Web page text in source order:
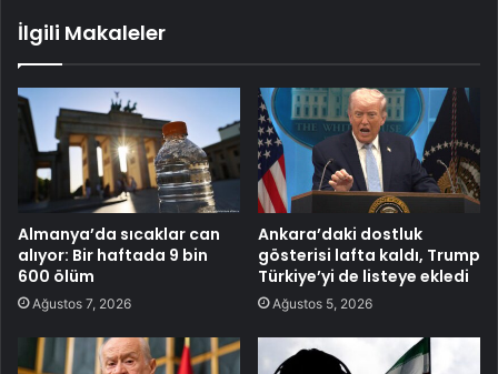
İlgili Makaleler
Almanya’da sıcaklar can
alıyor: Bir haftada 9 bin
600 ölüm
Ağustos 7, 2026
Ankara’daki dostluk
gösterisi lafta kaldı, Trump
Türkiye’yi de listeye ekledi
Ağustos 5, 2026